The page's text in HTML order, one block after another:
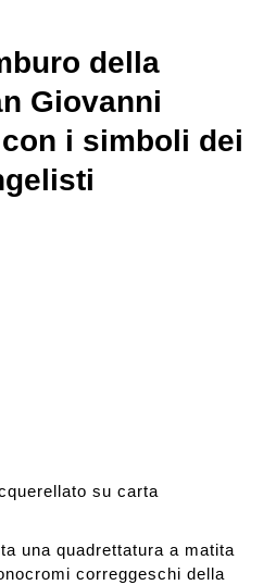
della
Giovanni
i simboli dei
su carta
una quadrettatura a matita
correggeschi della